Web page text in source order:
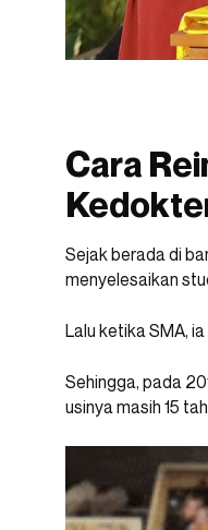
Cara
Sejak berada di
menyelesaikan
Lalu ketika SMA,
Sehingga, pada
usinya masih 15